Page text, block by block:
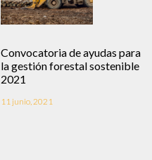
Convocatoria de ayudas para
la gestión forestal sostenible
2021
11 junio, 2021